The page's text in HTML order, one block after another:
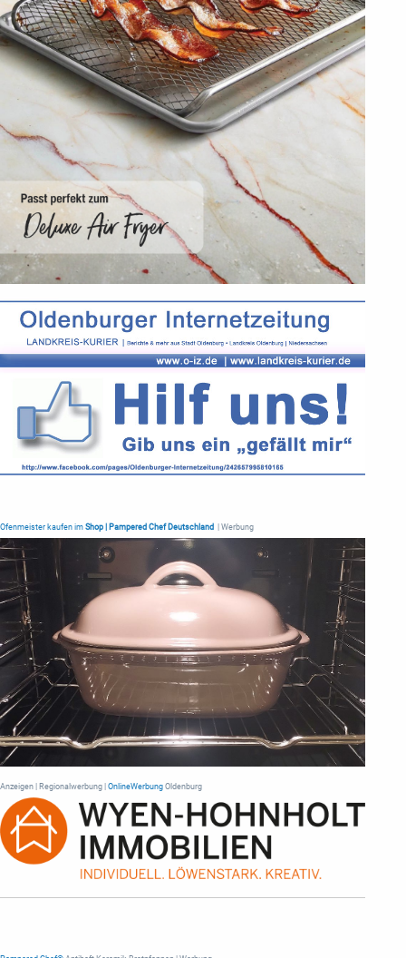
Ofenmeister kaufen im Shop | Pampered Chef Deutschland | Werbung
Anzeigen | Regionalwerbung | OnlineWerbung Oldenburg